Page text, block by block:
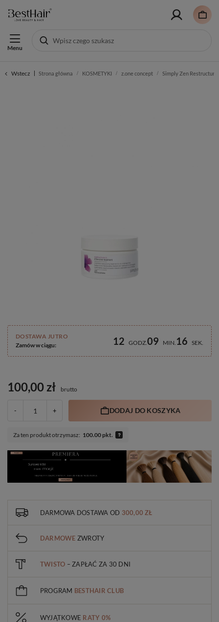
Menu
Wstecz Strona główna KOSMETYKI z.one concept Simply Zen
DOSTAWA JUTRO
Zamów w ciągu:
12 GODZ09 MIN 15 SEK
100,00 zł brutto
- + DODAJ DO KOSZYKA
Za ten produkt otrzymasz: 100.00 pkt.
DARMOWA DOSTAWA OD 300,00 ZŁ
DARMOWE ZWROTY
TWISTO – ZAPŁAĆ ZA 30 DNI
PROGRAM BESTHAIR CLUB
WYJĄTKOWE RATY 0%